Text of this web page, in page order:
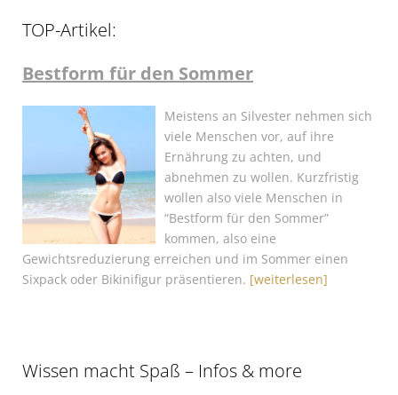
TOP-Artikel:
Bestform für den Sommer
Meistens an Silvester nehmen sich
viele Menschen vor, auf ihre
Ernährung zu achten, und
abnehmen zu wollen. Kurzfristig
wollen also viele Menschen in
“Bestform für den Sommer”
kommen, also eine
Gewichtsreduzierung erreichen und im Sommer einen
Sixpack oder Bikinifigur präsentieren. [weiterlesen]
Wissen macht Spaß – Infos & more